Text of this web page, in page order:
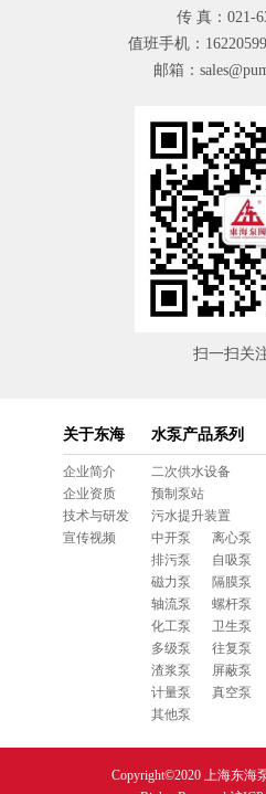
传 真：021-
值班手机：
邮箱：
扫一扫关
关于东海
企业简介
企业资质
技术与研发
宣传视频
水泵产品系列
二次供水设备
预制泵站
污水提升装置
中开泵
离心泵
排污泵
自吸泵
磁力泵
隔膜泵
轴流泵
螺杆泵
化工泵
卫生泵
多级泵
往复泵
渣浆泵
屏蔽泵
计量泵
真空泵
其他泵
Copyright©2020 上海东海